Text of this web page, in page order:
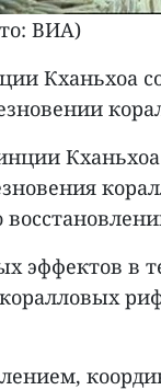
ВИА)
Кханьхоа
эффектов